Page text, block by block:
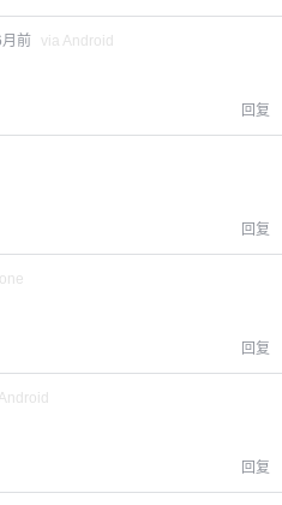
前 via Android
回复
回复
回复
回复